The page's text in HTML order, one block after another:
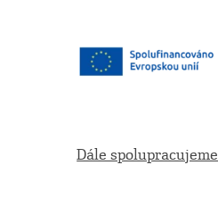
Dále spolupracujeme